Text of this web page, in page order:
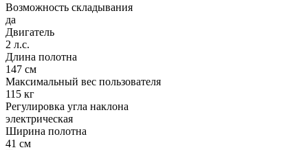
Возможность складывания
да
Двигатель
2 л.с.
Длина полотна
147 см
Максимальный вес пользователя
115 кг
Регулировка угла наклона
электрическая
Ширина полотна
41 см